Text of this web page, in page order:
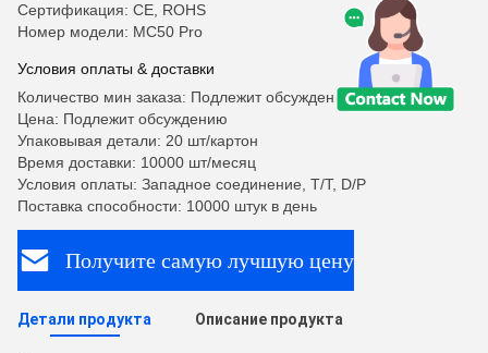
Сертификация: CE, ROHS
Номер модели: MC50 Pro
Условия оплаты & доставки
Количество мин заказа: Подлежит обсуждению
Цена: Подлежит обсуждению
Упаковывая детали: 20 шт/картон
Время доставки: 10000 шт/месяц
Условия оплаты: Западное соединение, T/T, D/P
Поставка способности: 10000 штук в день
Получите самую лучшую цену
Детали продукта Описание продукта